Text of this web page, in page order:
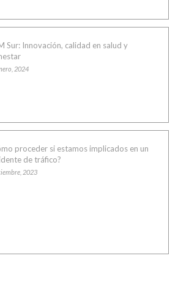
Sur: Innovación, calidad en salud y
2024
proceder si estamos implicados en un
de tráfico?
2023